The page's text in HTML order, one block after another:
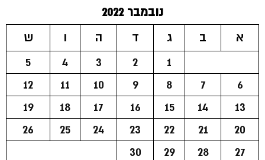
נובמבר 2022
א
ב ג ד ה ו
ש
1
2
3
4
5
6
7
8
9
10
11
12
13
14
15
16
17
18
19
20
21
22
23
24
25
26
27
28
29
30